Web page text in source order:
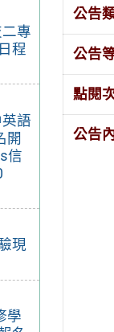
專
程
語
開
信
現
學
公告
公告
點閱
公告